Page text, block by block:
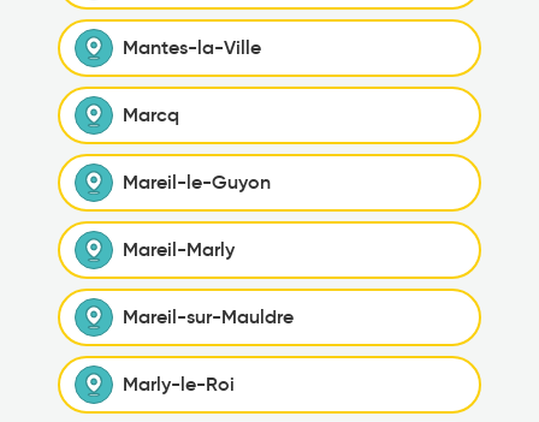
Mantes-la-Ville
Marcq
Mareil-le-Guyon
Mareil-Marly
Mareil-sur-Mauldre
Marly-le-Roi